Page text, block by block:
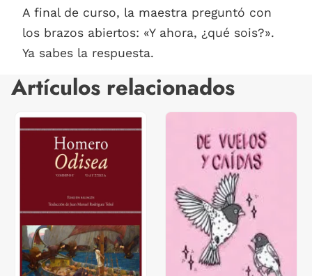
A final de curso, la maestra preguntó con
los brazos abiertos: «Y ahora, ¿qué sois?».
Ya sabes la respuesta.
Artículos relacionados